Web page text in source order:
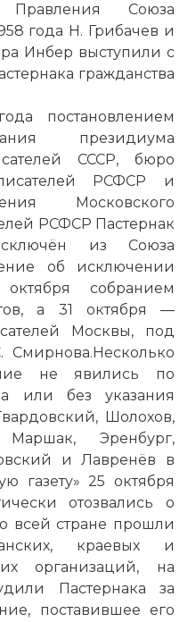
Союза
года Н. Грибачев и
Инбер выступили с
гражданства
постановлением
президиума
СССР, бюро
РСФСР и
Московского
РСФСР Пастернак
из Союза
об исключении
собранием
а 31 октября —
Москвы, под
Смирнова.Несколько
не явились по
или без указания
Шолохов,
Эренбург,
и Лавренёв в
газету» 25 октября
отозвались о
всей стране прошли
краевых и
организаций, на
Пастернака за
поставившее его